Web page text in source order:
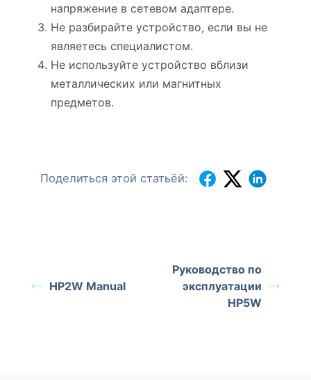
напряжение в сетевом адаптере.
Не разбирайте устройство, если вы не
являетесь специалистом.
Не используйте устройство вблизи
металлических или магнитных
предметов.
Поделиться этой статьёй:
HP2W Manual
Руководство по
эксплуатации
HP5W